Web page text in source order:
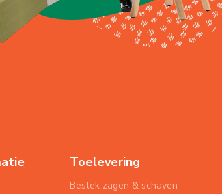
Toelevering
Bestek zagen & schaven